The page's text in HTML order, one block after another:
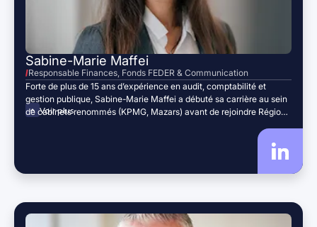
Sabine-Marie Maffei
Responsable Finances, Fonds FEDER & Communication
Forte de plus de 15 ans d’expérience en audit, comptabilité et
gestion publique, Sabine-Marie Maffei a débuté sa carrière au sein
de cabinets renommés (KPMG, Mazars) avant de rejoindre Région
des finances, des fonds FEDER, des marchés publics et de la
communication, alliant rigueur financière, culture du résultat et
dispositifs européens et institutionnels.
Voir plus